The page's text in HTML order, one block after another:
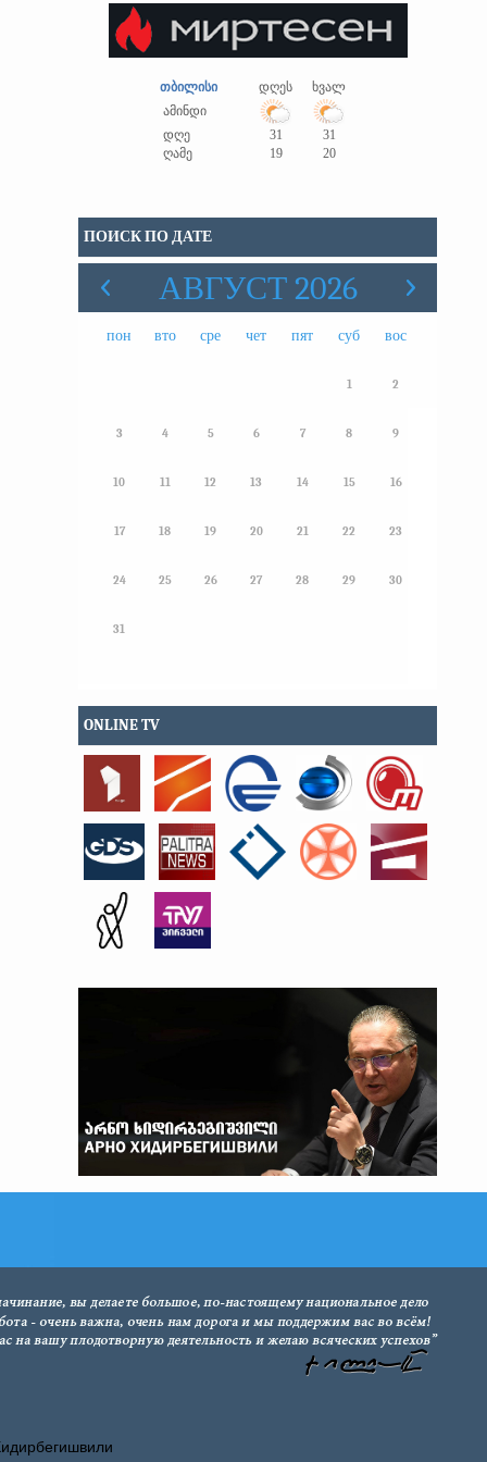
თბილისი დღეს
ხვალ
ამინდი
დღე
31
31
ღამე
19 20
ПОИСК ПО ДАТЕ
АВГУСТ 2026
пон вто сре чет пят суб вос
1 2
3 4 5 6 7 8 9
10 11 12 13 14 15 16
17 18 19 20 21 22 23
24 25 26 27 28 29 30
31
ONLINE TV